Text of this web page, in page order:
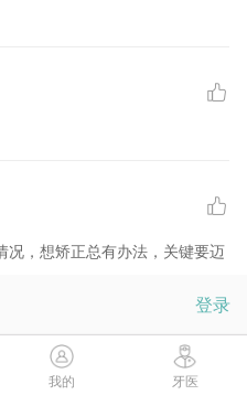
况，想矫正总有办法，关键要迈
多啦
登录
我的 牙医